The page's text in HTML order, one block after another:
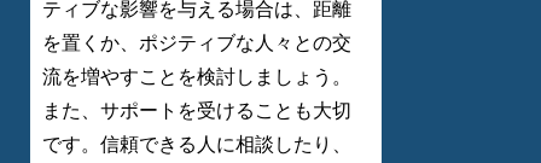
ティブな影響を与える場合は、距離
を置くか、ポジティブな人々との交
流を増やすことを検討しましょう。
また、サポートを受けることも大切
です。信頼できる人に相談したり、